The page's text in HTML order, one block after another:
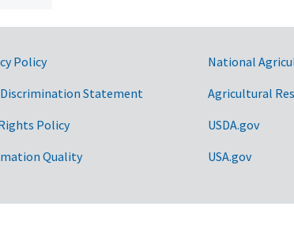
Policy
Statement
Policy
Quality
National
Agricultural
USDA.gov
USA.gov